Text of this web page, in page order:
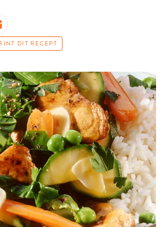
DIT RECEPT